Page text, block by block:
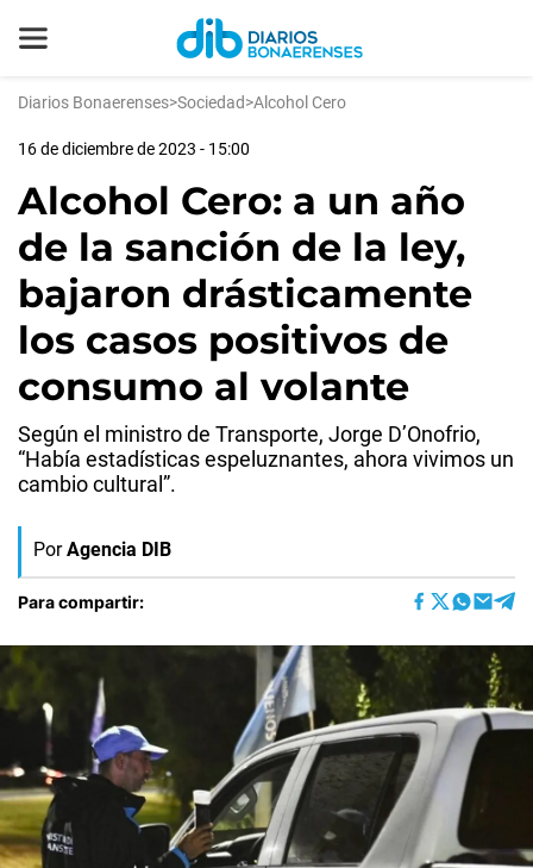
Diarios Bonaerenses>Sociedad>Alcohol Cero
16 de diciembre de 2023 - 15:00
Alcohol Cero: a un año
de la sanción de la ley,
bajaron drásticamente
los casos positivos de
consumo al volante
Según el ministro de Transporte, Jorge D’Onofrio,
“Había estadísticas espeluznantes, ahora vivimos un
cambio cultural”.
Por Agencia DIB
Para compartir: